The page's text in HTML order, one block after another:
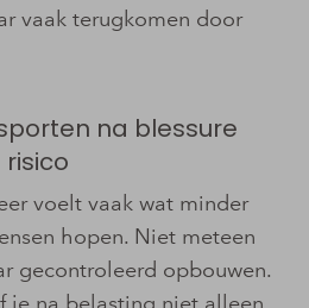
vaak terugkomen door
na blessure
voelt vaak wat minder
hopen. Niet meteen
gecontroleerd opbouwen.